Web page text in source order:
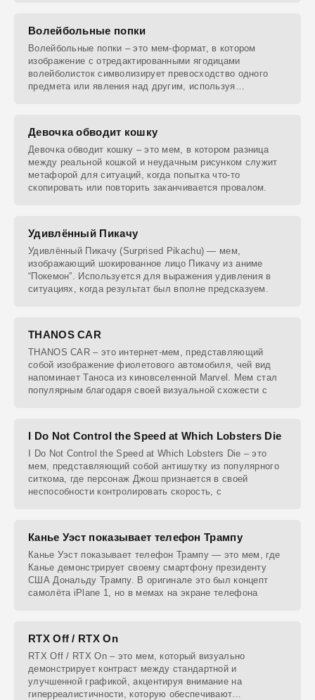
Волейбольные попки
Волейбольные попки – это мем-формат, в котором
изображение с отредактированными ягодицами
волейболисток символизирует превосходство одного
предмета или явления над другим, используя
Девочка обводит кошку
Девочка обводит кошку – это мем, в котором разница
между реальной кошкой и неудачным рисунком служит
метафорой для ситуаций, когда попытка что-то
скопировать или повторить заканчивается провалом.
Удивлённый Пикачу
Удивлённый Пикачу (Surprised Pikachu) — мем,
изображающий шокированное лицо Пикачу из аниме
“Покемон”. Используется для выражения удивления в
ситуациях, когда результат был вполне предсказуем.
THANOS CAR
THANOS CAR – это интернет-мем, представляющий
собой изображение фиолетового автомобиля, чей вид
напоминает Таноса из киновселенной Marvel. Мем стал
популярным благодаря своей визуальной схожести с
I Do Not Control the Speed at Which Lobsters Die
I Do Not Control the Speed at Which Lobsters Die – это
мем, представляющий собой антишутку из популярного
ситкома, где персонаж Джош признается в своей
неспособности контролировать скорость, с
Канье Уэст показывает телефон Трампу
Канье Уэст показывает телефон Трампу — это мем, где
Канье демонстрирует своему смартфону президенту
США Дональду Трампу. В оригинале это был концепт
самолёта iPlane 1, но в мемах на экране телефона
RTX Off / RTX On
RTX Off / RTX On – это мем, который визуально
демонстрирует контраст между стандартной и
улучшенной графикой, акцентируя внимание на
гиперреалистичности, которую обеспечивают